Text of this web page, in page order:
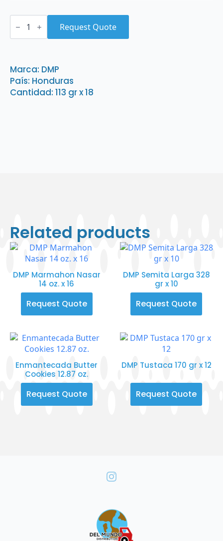
DMP
Relajo
Mixtas
x
18
quantity
Request Quote
Marca: DMP
País: Honduras
Cantidad: 113 gr x 18
Related products
DMP Marmahon Nasar
14 oz. x 16
Request Quote
DMP Semita Larga 328
gr x 10
Request Quote
Enmantecada Butter
Cookies 12.87 oz.
Request Quote
DMP Tustaca 170 gr x 12
Request Quote